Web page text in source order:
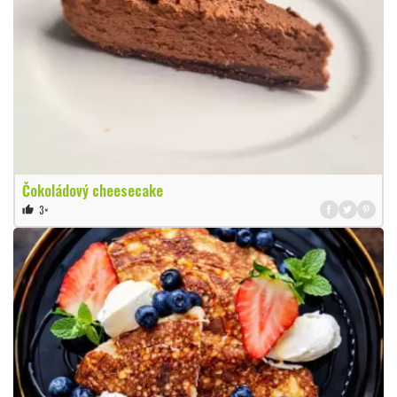
Čokoládový cheesecake
thumb_up 3×